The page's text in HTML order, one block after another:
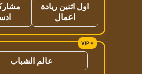
اول اثنين ريادة
اعمال
عالم الشباب